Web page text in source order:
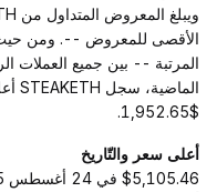
المرتبة -- بين جميع العملات
$1,952.65.
أعلى سعر والتّاريخ
$5,105.46 في 24 أغسطس 2025